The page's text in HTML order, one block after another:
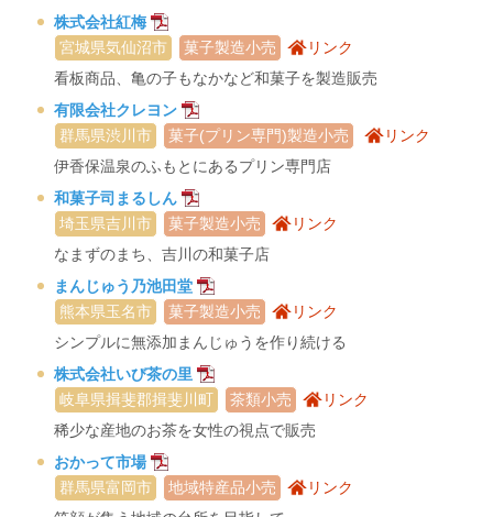
株式会社紅梅
宮城県気仙沼市
菓子製造小売
リンク
看板商品、亀の子もなかなど和菓子を製造販売
有限会社クレヨン
群馬県渋川市
菓子(プリン専門)製造小売
リンク
伊香保温泉のふもとにあるプリン専門店
和菓子司まるしん
埼玉県吉川市
菓子製造小売
リンク
なまずのまち、吉川の和菓子店
まんじゅう乃池田堂
熊本県玉名市
菓子製造小売
リンク
シンプルに無添加まんじゅうを作り続ける
株式会社いび茶の里
岐阜県揖斐郡揖斐川町
茶類小売
リンク
稀少な産地のお茶を女性の視点で販売
おかって市場
群馬県富岡市
地域特産品小売
リンク